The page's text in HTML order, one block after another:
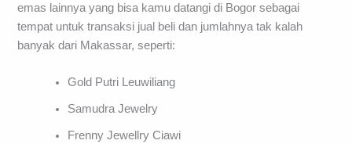
emas lainnya yang bisa kamu datangi di Bogor sebagai
tempat untuk transaksi jual beli dan jumlahnya tak kalah
banyak dari Makassar, seperti:
Gold Putri Leuwiliang
Samudra Jewelry
Frenny Jewellry Ciawi